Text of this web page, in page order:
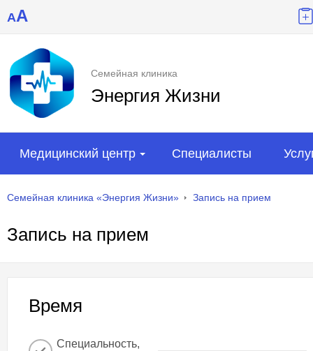
AA
Семейная клиника
Энергия Жизни
Медицинский центр Специалисты
Семейная клиника «Энергия Жизни» Запись на прием
Запись на прием
Время
Специальность,